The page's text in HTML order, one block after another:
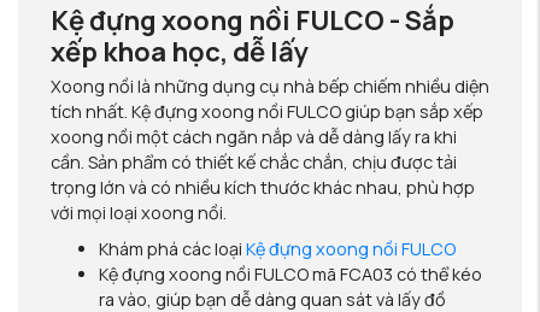
Kệ đựng xoong nồi FULCO - Sắp
xếp khoa học, dễ lấy
Xoong nồi là những dụng cụ nhà bếp chiếm nhiều diện
tích nhất. Kệ đựng xoong nồi FULCO giúp bạn sắp xếp
xoong nồi một cách ngăn nắp và dễ dàng lấy ra khi
cần. Sản phẩm có thiết kế chắc chắn, chịu được tải
trọng lớn và có nhiều kích thước khác nhau, phù hợp
với mọi loại xoong nồi.
Khám phá các loại Kệ đựng xoong nồi FULCO
Kệ đựng xoong nồi FULCO mã FCA03 có thể kéo
ra vào, giúp bạn dễ dàng quan sát và lấy đồ